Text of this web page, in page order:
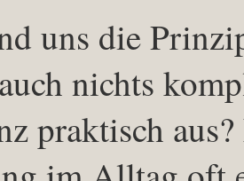
uns die
nichts
praktisch